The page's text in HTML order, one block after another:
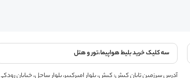
سه کلیک خرید بلیط هواپیما،تور و هتل
آدرس سرزمین تابان کیش: کیش، بلوار امیرکبیر، بلوار ساحل، خیابان